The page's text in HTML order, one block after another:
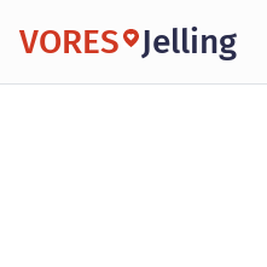
VORES Jelling